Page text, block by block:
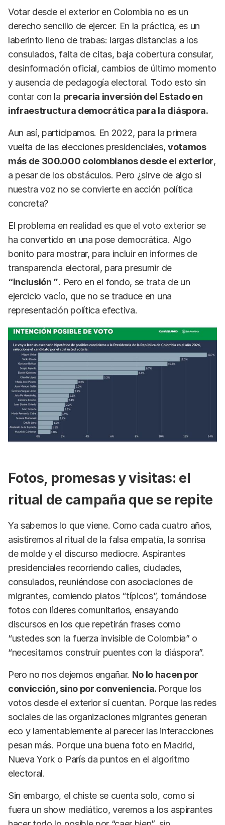
Votar desde el exterior en Colombia no es un
derecho sencillo de ejercer. En la práctica, es un
laberinto lleno de trabas: largas distancias a los
consulados, falta de citas, baja cobertura consular,
desinformación oficial, cambios de último momento
y ausencia de pedagogía electoral. Todo esto sin
contar con la precaria inversión del Estado en
infraestructura democrática para la diáspora.
Aun así, participamos. En 2022, para la primera
vuelta de las elecciones presidenciales, votamos
más de 300.000 colombianos desde el exterior,
a pesar de los obstáculos. Pero ¿sirve de algo si
nuestra voz no se convierte en acción política
concreta?
El problema en realidad es que el voto exterior se
ha convertido en una pose democrática. Algo
bonito para mostrar, para incluir en informes de
transparencia electoral, para presumir de
“inclusión ”. Pero en el fondo, se trata de un
ejercicio vacío, que no se traduce en una
representación política efectiva.
Fotos, promesas y visitas: el
ritual de campaña que se repite
Ya sabemos lo que viene. Como cada cuatro años,
asistiremos al ritual de la falsa empatía, la sonrisa
de molde y el discurso mediocre. Aspirantes
presidenciales recorriendo calles, ciudades,
consulados, reuniéndose con asociaciones de
migrantes, comiendo platos “típicos”, tomándose
fotos con líderes comunitarios, ensayando
discursos en los que repetirán frases como
“ustedes son la fuerza invisible de Colombia” o
“necesitamos construir puentes con la diáspora”.
Pero no nos dejemos engañar. No lo hacen por
convicción, sino por conveniencia. Porque los
votos desde el exterior sí cuentan. Porque las redes
sociales de las organizaciones migrantes generan
eco y lamentablemente al parecer las interacciones
pesan más. Porque una buena foto en Madrid,
Nueva York o París da puntos en el algoritmo
electoral.
Sin embargo, el chiste se cuenta solo, como si
fuera un show mediático, veremos a los aspirantes